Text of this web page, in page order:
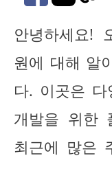
안녕하세요!
원에 대해 알
다. 이곳은
개발을 위한
최근에 많은